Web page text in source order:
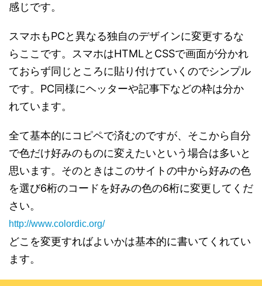
感じです。
スマホもPCと異なる独自のデザインに変更するな
らここです。スマホはHTMLとCSSで画面が分かれ
ておらず同じところに貼り付けていくのでシンプル
です。PC同様にヘッターや記事下などの枠は分か
れています。
全て基本的にコピペで済むのですが、そこから自分
で色だけ好みのものに変えたいという場合は多いと
思います。そのときはこのサイトの中から好みの色
を選び6桁のコードを好みの色の6桁に変更してくだ
さい。
http://www.colordic.org/
どこを変更すればよいかは基本的に書いてくれてい
ます。